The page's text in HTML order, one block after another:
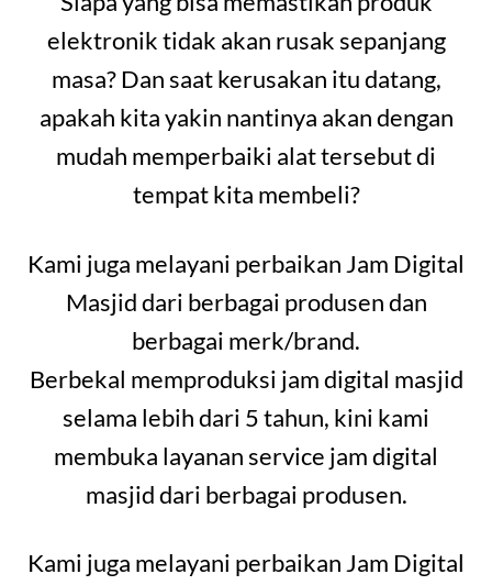
elektronik tidak akan rusak sepanjang
masa? Dan saat kerusakan itu datang,
apakah kita yakin nantinya akan dengan
mudah memperbaiki alat tersebut di
tempat kita membeli?
Kami juga melayani perbaikan Jam Digital
Masjid dari berbagai produsen dan
berbagai merk/brand.
Berbekal memproduksi jam digital masjid
selama lebih dari 5 tahun, kini kami
membuka layanan service jam digital
masjid dari berbagai produsen.
Kami juga melayani perbaikan Jam Digital